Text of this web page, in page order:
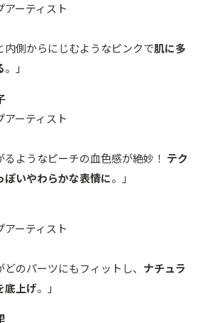
ーティスト
内側からにじむようなピンクで肌に多
。」
ーティスト
るようなピーチの血色感が絶妙！ テク
ぽいやわらかな表情に。」
ーティスト
どのパーツにもフィットし、 ナチュラ
底上げ。」